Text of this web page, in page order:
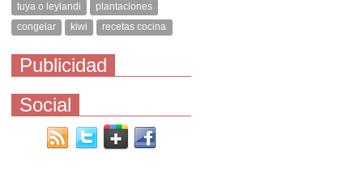
tuya o leylandi
plantaciones
congelar
kiwi recetas cocina
Publicidad
Social